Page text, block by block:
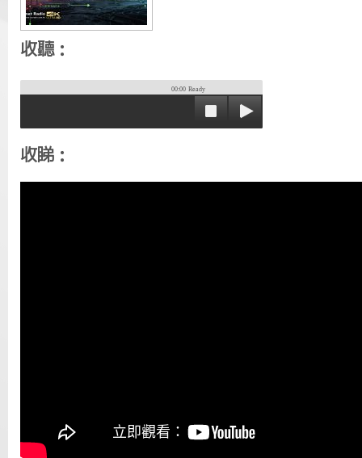
收聽：
00:00 Ready
收睇：